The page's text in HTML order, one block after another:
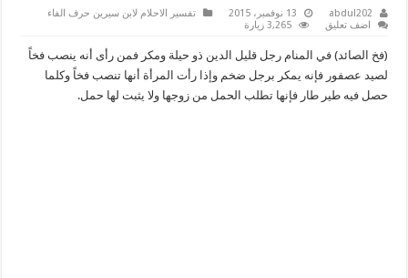
abdul202 13 نوفمبر، 2015
تفسير الاحلام لابن سيرين حرف الفاء
اضف تعليق
3,265 زيارة
(فخ الصائد) في المنام رجل قليل الدين ذو حيلة ومكر فمن رأى أنه ينصب فخاً
لصيد عصفور فإنه يمكر برجل ضخم وإذا رأت المرأة أنها تنصب فخاً وكلما
حصل فيه طير طار فإنها تطلب الحمل من زوجها ولا يثبت لها حمل.